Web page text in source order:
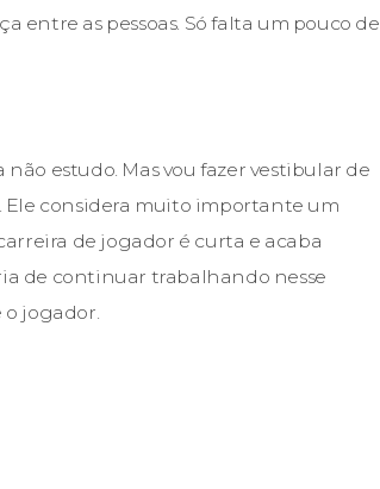
entre as pessoas. Só falta um pouco de
estudo. Mas vou fazer vestibular de
Ele considera muito importante um
de jogador é curta e acaba
de continuar trabalhando nesse
jogador.